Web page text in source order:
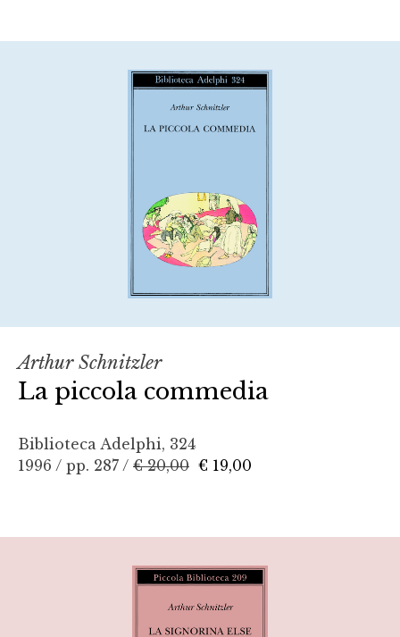
Arthur Schnitzler
La piccola commedia
Biblioteca Adelphi, 324
1996 / pp. 287 / € 20,00 € 19,00